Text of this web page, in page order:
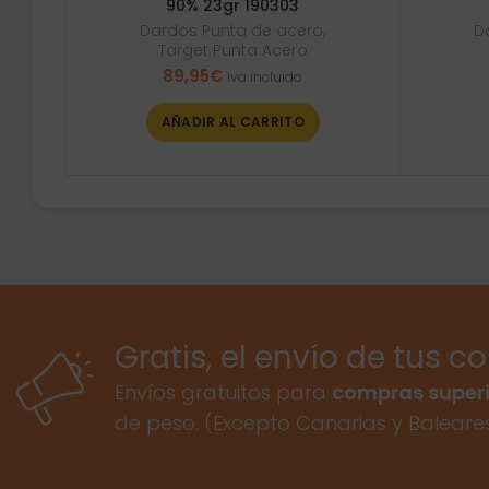
90% 23gr 190303
Dardos Punta de acero,
Target Punta Acero
89,95€ Iva incluido
AÑADIR AL CARRITO
Gratis, el envío de tus
Envíos gratuitos para compras
de peso. (Excepto Canarias y